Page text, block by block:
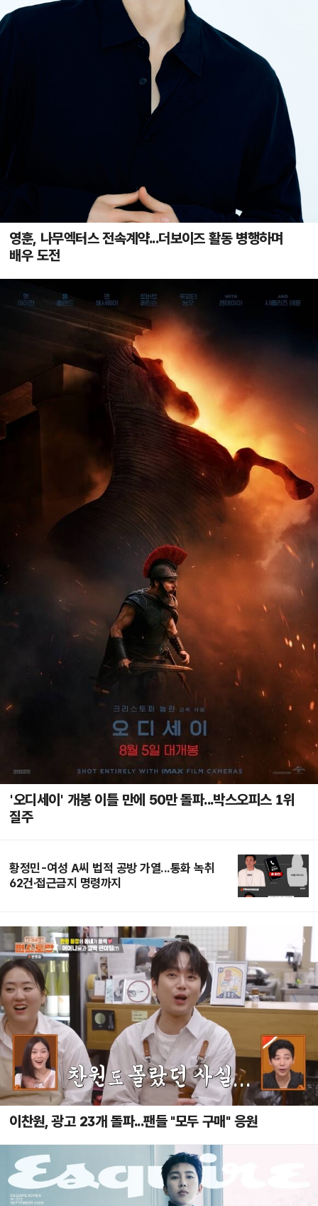
영훈, 나무엑터스 전속계약...더보이즈 활동 병행하며
배우 도전
'오디세이' 개봉 이틀 만에 50만 돌파...박스오피스 1위
질주
황정민-여성 A씨 법적 공방 가열...통화 녹취
62건·접근금지 명령까지
이찬원, 광고 23개 돌파...팬들 "모두 구매" 응원